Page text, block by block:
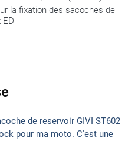
la fixation des sacoches de
ED
de reservoir GIVI ST602
pour ma moto. C'est une